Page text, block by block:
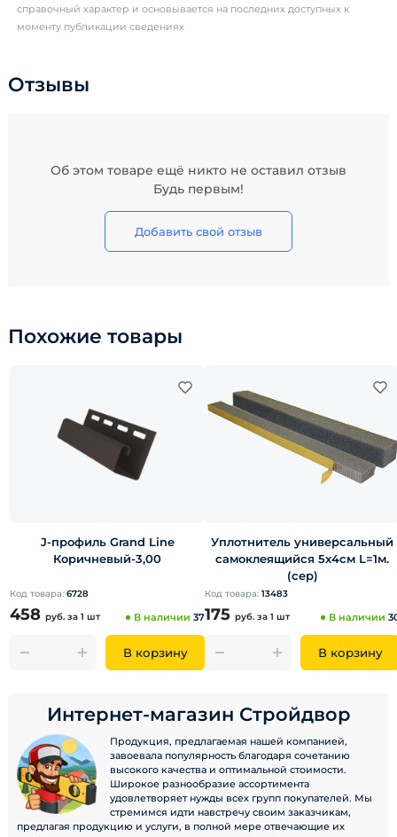
справочный характер и основывается на последних доступных к
моменту публикации сведениях
Отзывы
Об этом товаре ещё никто не оставил отзыв
Будь первым!
Добавить свой отзыв
Похожие товары
J-профиль Grand Line
Коричневый-3,00
Код товара: 6728
458 руб. за 1 шт В наличии 37
В корзину
Уплотнитель универсальный
самоклеящийся 5х4см L=1м.
(сер)
Код товара: 13483
175 руб. за 1 шт В наличии
В корзину
Интернет-магазин Стройдвор
Продукция, предлагаемая нашей компанией,
завоевала популярность благодаря сочетанию
высокого качества и оптимальной стоимости.
Широкое разнообразие ассортимента
удовлетворяет нужды всех групп покупателей. Мы
стремимся идти навстречу своим заказчикам,
предлагая продукцию и услуги, в полной мере отвечающие их